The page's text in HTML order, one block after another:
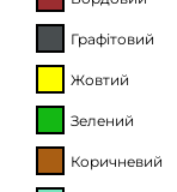
Графітовий
Жовтий
Зелений
Коричневий